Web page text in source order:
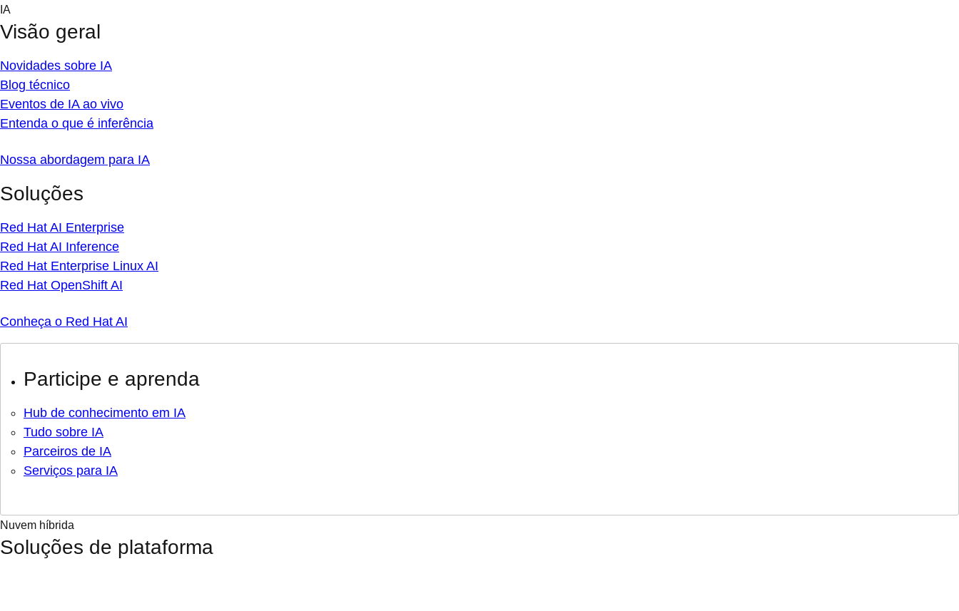
Skip
content
IA
Visão geral
Novidades sobre IA
Blog técnico
Eventos de IA ao vivo
Entenda o que é inferência
Nossa abordagem para IA
Soluções
Red Hat AI Enterprise
Red Hat AI Inference
Red Hat Enterprise Linux AI
Red Hat OpenShift AI
Conheça o Red Hat AI
Participe e aprenda
Hub de conhecimento em IA
Tudo sobre IA
Parceiros de IA
Serviços para IA
Nuvem híbrida
Soluções de plataforma